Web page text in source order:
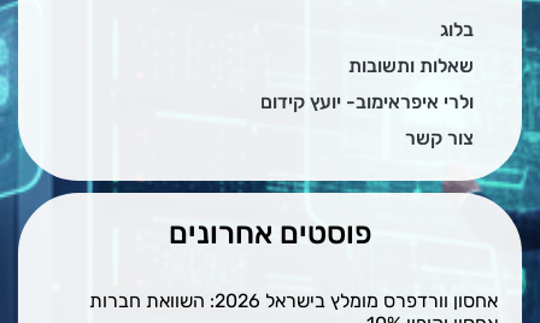
בלוג
שאלות ותשובות
ולרי איפראימוב- יועץ קידום
צור קשר
פוסטים אחרונים
אחסון וורדפרס מומלץ בישראל 2026: השוואת חברות